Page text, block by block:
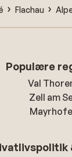
Flachau
Populære
Val
Zell am